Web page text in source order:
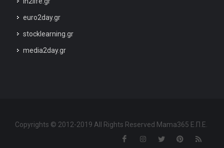
euro2day.gr
stocklearning.gr
media2day.gr
Copyrights © 2012-2019 All Rights Reserved Mama365 Ε.Π.Ε.